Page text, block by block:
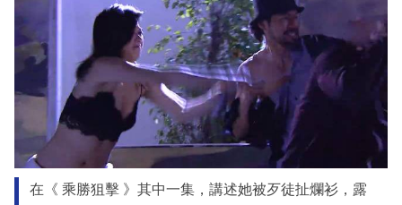
在《 乘勝狙擊 》其中一集，講述她被歹徒扯爛衫，露